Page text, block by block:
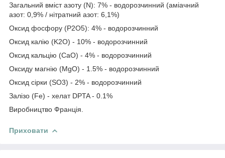
Загальний вміст азоту (N): 7% - водорозчинний (аміачний
азот: 0,9% / нітратний азот: 6,1%)
Оксид фосфору (P2O5): 4% - водорозчинний
Оксид калію (K2O) - 10% - водорозчинний
Оксид кальцію (CaO) - 4% - водорозчинний
Оксиду магнію (MgO) - 1.5% - водорозчинний
Оксид сірки (SO3) - 2% - водорозчинний
Залізо (Fe) - хелат DPTA - 0.1%
Виробництво Франція.
Приховати